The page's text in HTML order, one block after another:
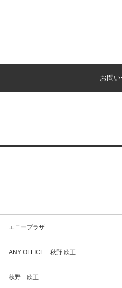
お問
エニープラザ
ANY OFFICE 秋野 欣正
秋野 欣正